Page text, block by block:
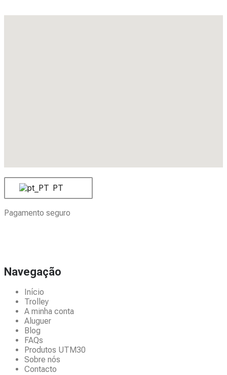
PT
Pagamento seguro
Navegação
Início
Trolley
A minha conta
Aluguer
Blog
FAQs
Produtos UTM30
Sobre nós
Contacto